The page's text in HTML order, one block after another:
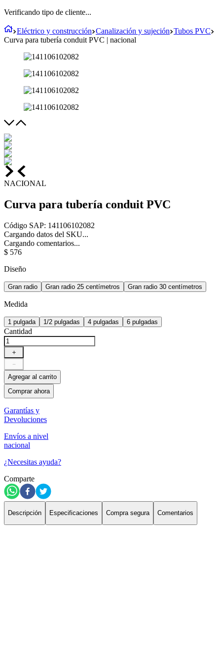
Verificando tipo de cliente...
Eléctrico y construcción Canalización y sujeción Tubos PVC
Curva para tubería conduit PVC | nacional
NACIONAL
Curva para tubería conduit PVC
Código SAP: 141106102082
Cargando datos del SKU...
Cargando comentarios...
$ 576
Diseño
Gran radio Gran radio 25 centímetros Gran radio 30 centímetros
Medida
1 pulgada 1/2 pulgadas 4 pulgadas 6 pulgadas
Cantidad
＋
－
Agregar al carrito
Comprar ahora
Garantías y
Devoluciones
Envíos a nivel
nacional
¿Necesitas ayuda?
Comparte
Descripción Especificaciones Compra segura Comentarios